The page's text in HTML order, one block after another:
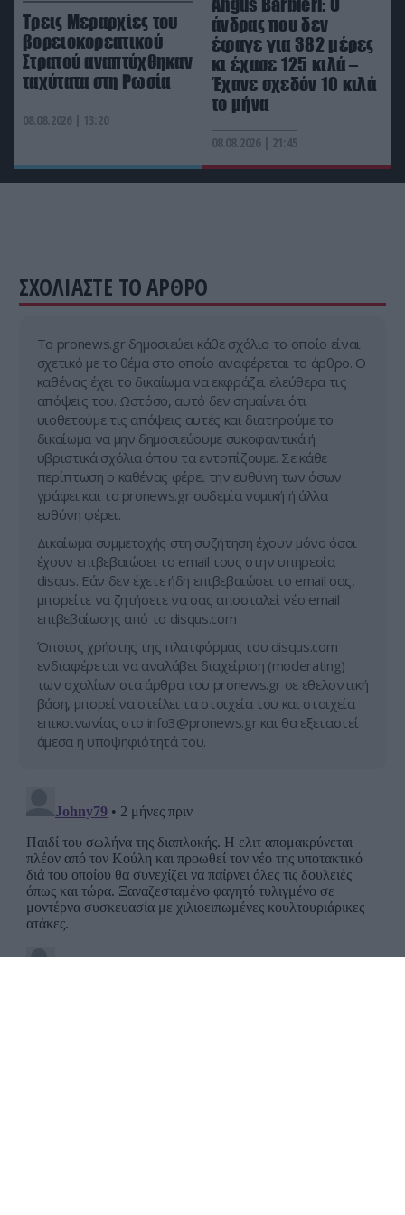
AUTO - MOTO 09:57
Νέο ψηφιακό σύστημα για τις πινακίδες
κυκλοφορίας – Τέλος στις καθυστερήσεις
ΔΙΕΘΝΗΣ ΑΣΦΑΛΕΙΑ 09:52
Το Ιράν «παγώνει» τις ΗΠΑ για άνοιγμα των
Στενών του Ορμούζ: «Δίνετε άμεσα 300
δισ.δολάρια και διόδια» (upd)
Τρεις Μεραρχίες του
βορειοκορεατικού
Στρατού αναπτύχθηκαν
ταχύτατα στη Ρωσία
08.08.2026 | 13:20
Angus Barbieri: Ο
άνδρας που δεν
έφαγε για 382 μέρες
κι έχασε 125 κιλά –
Έχανε σχεδόν 10 κιλά
το μήνα
08.08.2026 | 21:45
ΣΧΟΛΙΑΣΤΕ ΤΟ ΑΡΘΡΟ
Tο pronews.gr δημοσιεύει κάθε σχόλιο το οποίο είναι
σχετικό με το θέμα στο οποίο αναφέρεται το άρθρο. Ο
καθένας έχει το δικαίωμα να εκφράζει ελεύθερα τις
απόψεις του. Ωστόσο, αυτό δεν σημαίνει ότι
υιοθετούμε τις απόψεις αυτές και διατηρούμε το
δικαίωμα να μην δημοσιεύουμε συκοφαντικά ή
υβριστικά σχόλια όπου τα εντοπίζουμε. Σε κάθε
περίπτωση ο καθένας φέρει την ευθύνη των όσων
γράφει και το pronews.gr ουδεμία νομική ή άλλα
ευθύνη φέρει.
Δικαίωμα συμμετοχής στη συζήτηση έχουν μόνο όσοι
έχουν επιβεβαιώσει το email τους στην υπηρεσία
disqus. Εάν δεν έχετε ήδη επιβεβαιώσει το email σας,
μπορείτε να ζητήσετε να σας αποσταλεί νέο email
επιβεβαίωσης από το disqus.com
Όποιος χρήστης της πλατφόρμας του disqus.com
ενδιαφέρεται να αναλάβει διαχείριση (moderating)
των σχολίων στα άρθρα του pronews.gr σε εθελοντική
βάση, μπορεί να στείλει τα στοιχεία του και στοιχεία
επικοινωνίας στο info3@pronews.gr και θα εξεταστεί
άμεσα η υποψηφιότητά του.